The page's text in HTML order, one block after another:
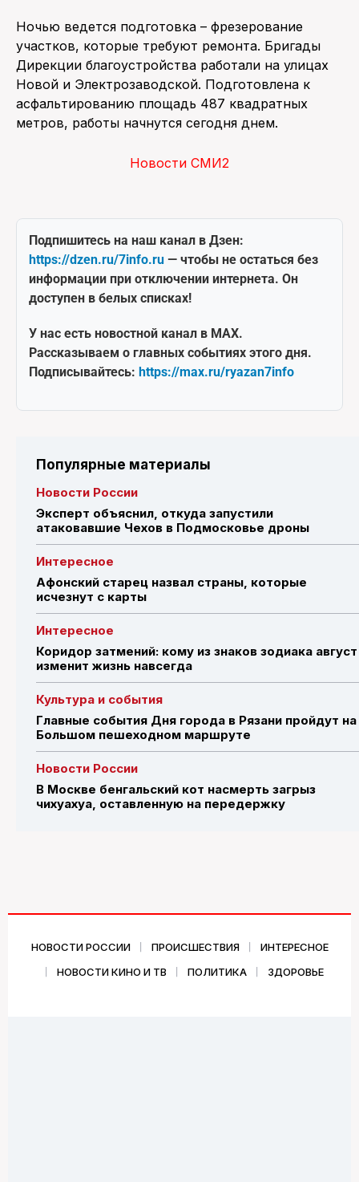
Ночью ведется подготовка – фрезерование
участков, которые требуют ремонта. Бригады
Дирекции благоустройства работали на улицах
Новой и Электрозаводской. Подготовлена к
асфальтированию площадь 487 квадратных
метров, работы начнутся сегодня днем.
Новости СМИ2
Подпишитесь на наш канал в Дзен:
https://dzen.ru/7info.ru — чтобы не остаться без
информации при отключении интернета. Он
доступен в белых списках!
У нас есть новостной канал в MAX.
Рассказываем о главных событиях этого дня.
Подписывайтесь: https://max.ru/ryazan7info
Популярные материалы
Новости России
Эксперт объяснил, откуда запустили
атаковавшие Чехов в Подмосковье дроны
Интересное
Афонский старец назвал страны, которые
исчезнут с карты
Интересное
Коридор затмений: кому из знаков зодиака август
изменит жизнь навсегда
Культура и события
Главные события Дня города в Рязани пройдут на
Большом пешеходном маршруте
Новости России
В Москве бенгальский кот насмерть загрыз
чихуахуа, оставленную на передержку
НОВОСТИ РОССИИ ПРОИСШЕСТВИЯ
ИНТЕРЕСНОЕ
НОВОСТИ КИНО И ТВ
ПОЛИТИКА ЗДОРОВЬЕ